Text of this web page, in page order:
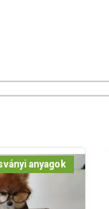
és az
kezelés
Az
összetevők
anyagok